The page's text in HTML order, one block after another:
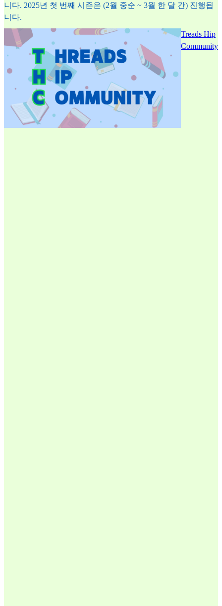
니다. 2025년 첫 번째 시즌은 (2월 중순 ~ 3월 한 달 간) 진행됩
니다.
Treads Hip
Community